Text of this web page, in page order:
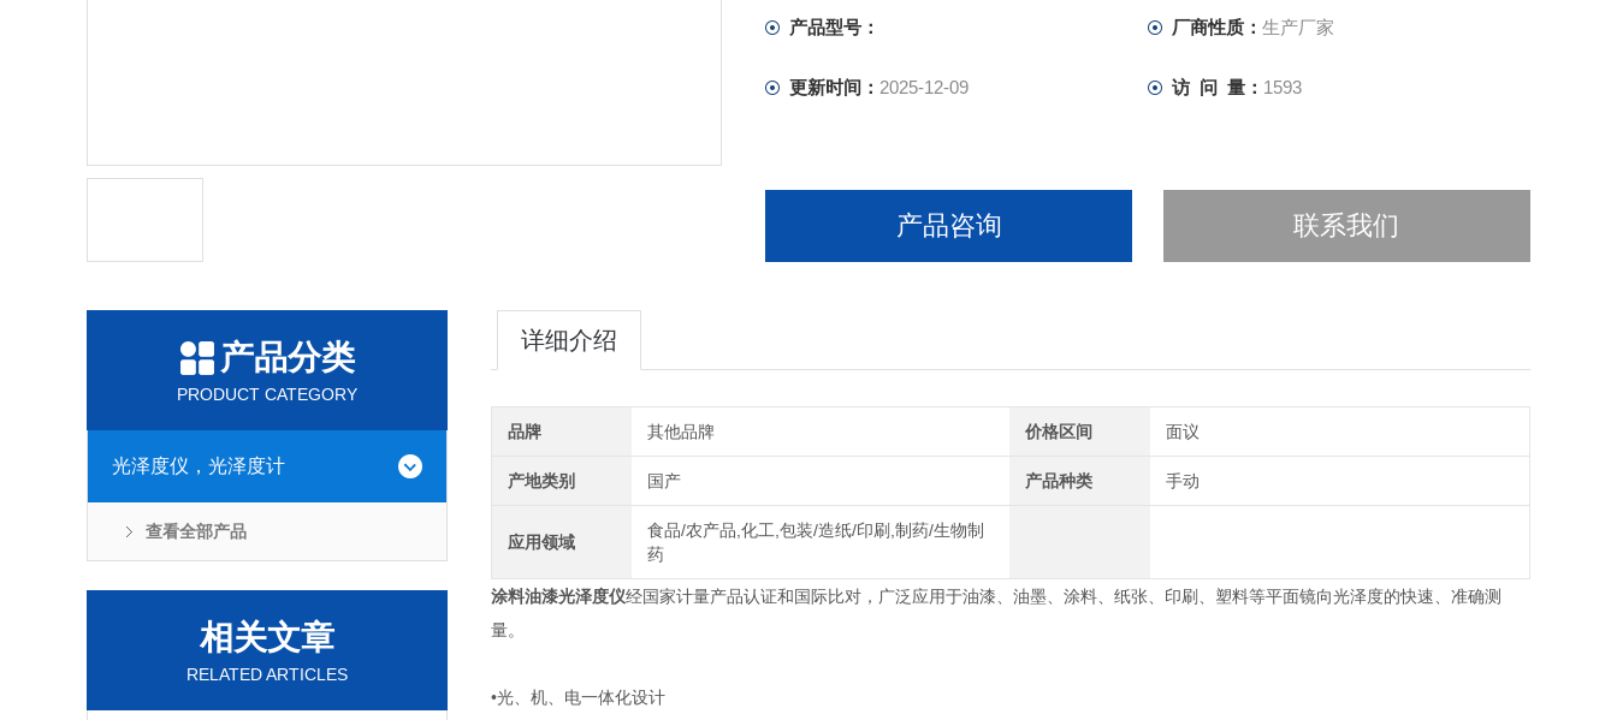
产品型号： 厂商性质： 生产厂家
更新时间： 2025-12-09 访 问 量： 1593
产品咨询 联系我们
产品分类
PRODUCT CATEGORY
光泽度仪，光泽度计
查看全部产品
相关文章
RELATED ARTICLES
详细介绍
品牌 其他品牌 价格区间 面议
产地类别 国产 产品种类 手动
应用领域
食品/农产品,化工,包装/造纸/印刷,制药/生物制
药
涂料油漆光泽度仪经国家计量产品认证和国际比对，广泛应用于油漆、油墨、涂料、纸张、印刷、塑料等平面镜向光泽度的快速、准确测
量。
•光、机、电一体化设计